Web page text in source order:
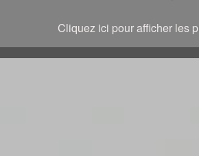
Cliquez ici pour afficher les